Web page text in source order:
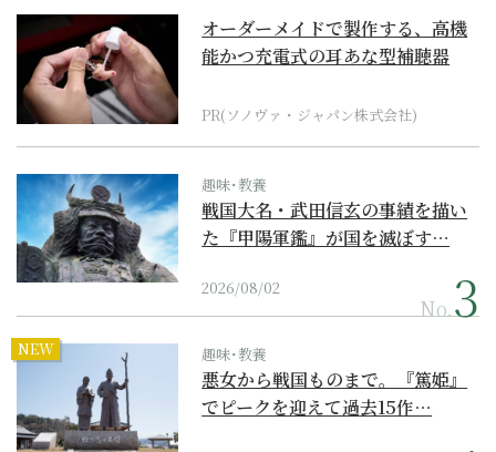
オーダーメイドで製作する、高機
能かつ充電式の耳あな型補聴器
PR(ソノヴァ・ジャパン株式会社)
趣味･教養
戦国大名・武田信玄の事績を描い
た『甲陽軍鑑』が国を滅ぼす…
2026/08/02
No.
NEW 趣味･教養
悪女から戦国ものまで。『篤姫』
でピークを迎えて過去15作…